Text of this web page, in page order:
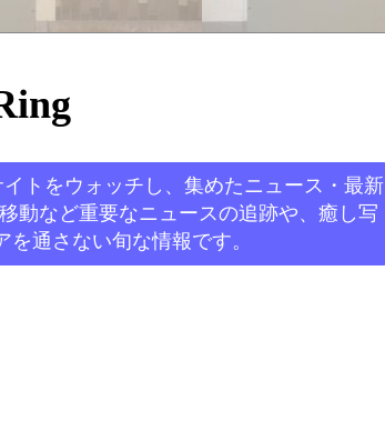
トをウォッチし、集めたニュース・最新
動など重要なニュースの追跡や、癒し写
通さない旬な情報です。